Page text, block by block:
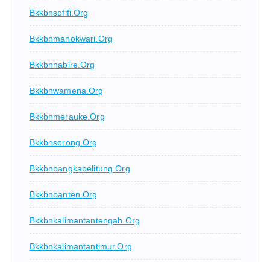
Bkkbnsofifi.org
Bkkbnmanokwari.org
Bkkbnnabire.org
Bkkbnwamena.org
Bkkbnmerauke.org
Bkkbnsorong.org
Bkkbnbangkabelitung.org
Bkkbnbanten.org
Bkkbnkalimantantengah.org
Bkkbnkalimantantimur.org